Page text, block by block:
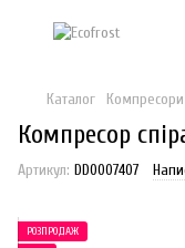
Каталог Компресори
Компресор
Артикул: DD0007407
РОЗПРОДАЖ